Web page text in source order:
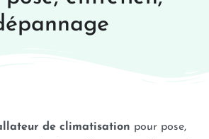
de climatisation pour pose,